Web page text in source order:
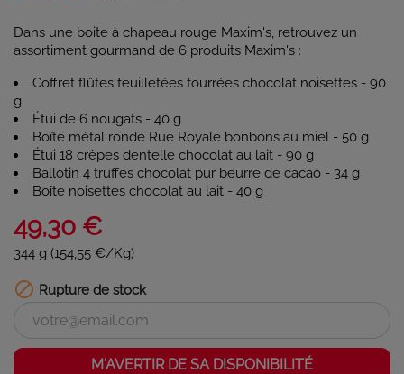
Dans une boite à chapeau rouge Maxim's, retrouvez un
assortiment gourmand de 6 produits Maxim's :
Coffret flûtes feuilletées fourrées chocolat noisettes - 90
g
Étui de 6 nougats - 40 g
Boîte métal ronde Rue Royale bonbons au miel - 50 g
Étui 18 crêpes dentelle chocolat au lait - 90 g
Ballotin 4 truffes chocolat pur beurre de cacao - 34 g
Boîte noisettes chocolat au lait - 40 g
49,30 €
344 g (154,55 €/Kg)
 Rupture de stock
M'AVERTIR DE SA DISPONIBILITÉ